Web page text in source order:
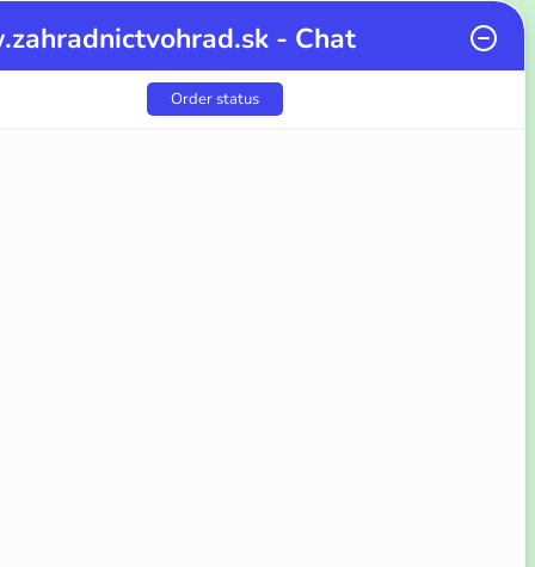
- Chat
Order status